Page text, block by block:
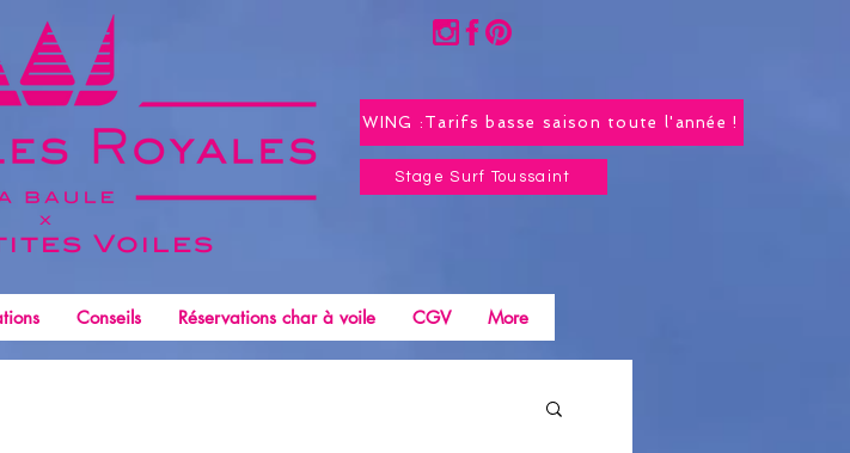
x
Voiles
WING :Tarifs basse saison toute l'année !
Stage Surf Toussaint
Conseils Réservations char à voile CGV More